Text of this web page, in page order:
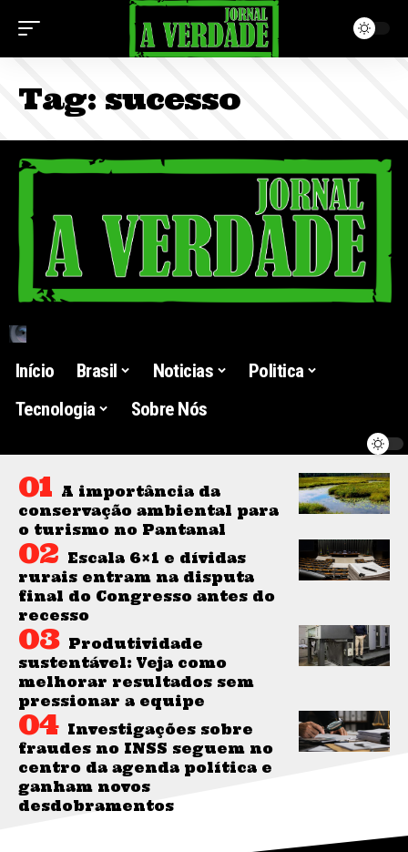
Tag: sucesso
Início Brasil Noticias
Politica
Tecnologia
Sobre Nós
A importância da
conservação ambiental para
o turismo no Pantanal
Escala 6×1 e dívidas
rurais entram na disputa
final do Congresso antes do
recesso
Produtividade
sustentável: Veja como
melhorar resultados sem
pressionar a equipe
Investigações sobre
fraudes no INSS seguem no
centro da agenda política e
ganham novos
desdobramentos